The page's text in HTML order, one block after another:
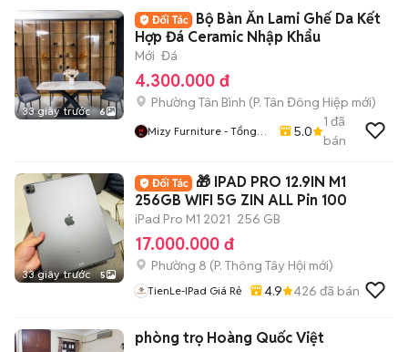
33 giây trước 6
Bộ Bàn Ăn Lami Ghế Da Kết
Hợp Đá Ceramic Nhập Khẩu
Mới Đá
4.300.000 đ
Phường Tân Bình (P. Tân Đông Hiệp mới)
Mizy Furniture - Tổng
5.0
1 đã
bán
33 giây trước 5
🎁 IPAD PRO 12.9IN M1
256GB WIFI 5G ZIN ALL Pin 100
iPad Pro M1 2021 256 GB
17.000.000 đ
Phường 8 (P. Thông Tây Hội mới)
TienLe-IPad Giá Rẻ 4.9 426 đã bán
phòng trọ Hoàng Quốc Việt